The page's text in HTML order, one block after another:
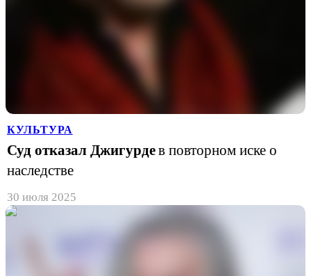
КУЛЬТУРА
Суд отказал Джигурдев повторном иске о
наследстве
30 июля 2025